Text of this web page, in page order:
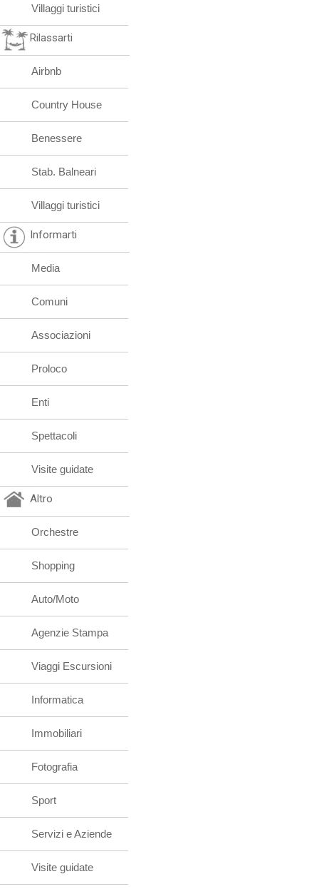
Villaggi turistici
Rilassarti
Airbnb
Country House
Benessere
Stab. Balneari
Villaggi turistici
Informarti
Media
Comuni
Associazioni
Proloco
Enti
Spettacoli
Visite guidate
Altro
Orchestre
Shopping
Auto/Moto
Agenzie Stampa
Viaggi Escursioni
Informatica
Immobiliari
Fotografia
Sport
Servizi e Aziende
Visite guidate